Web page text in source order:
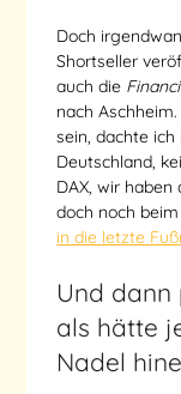
Doch
Shortseller
auch die
nach
sein, dachte ich
Deutschland,
DAX, wir
doch noch
in die letzte
Und dann
als hätte
Nadel